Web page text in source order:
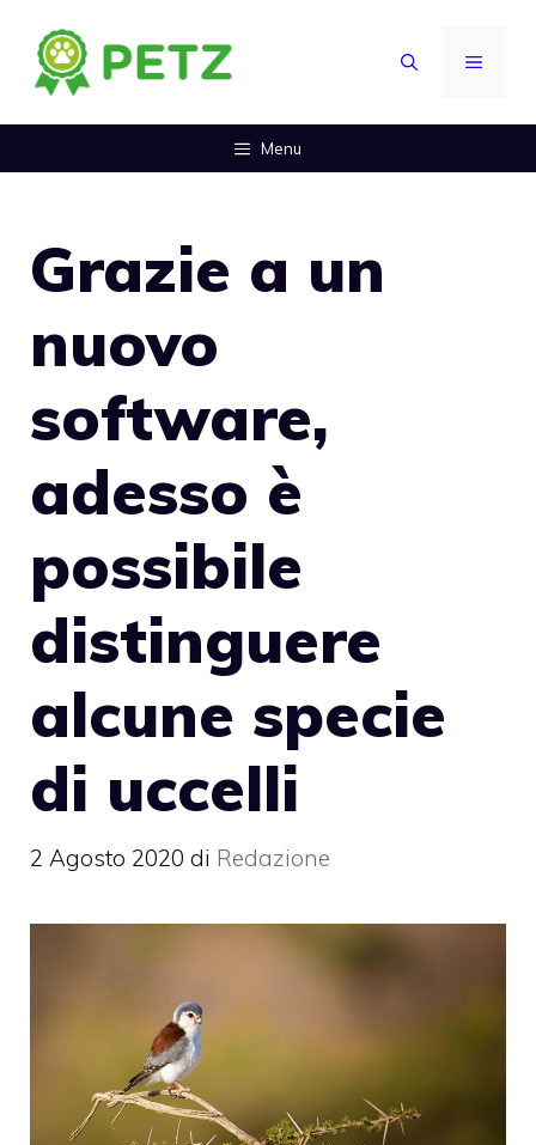
contenuto
MENU
Menu
Grazie a un
nuovo
software,
adesso è
possibile
distinguere
alcune specie
di uccelli
2 Agosto 2020 di Redazione